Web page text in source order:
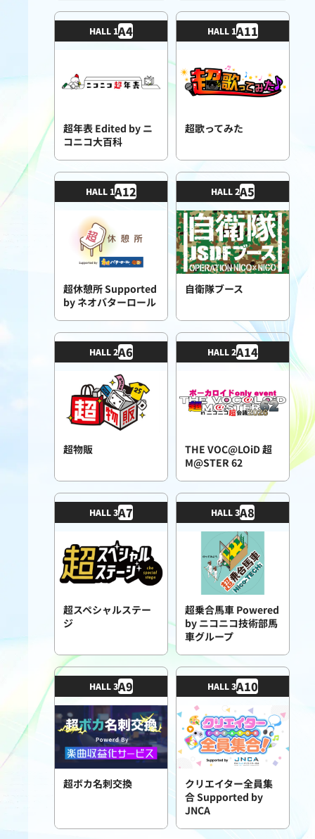
HALL 1A4
超年表 Edited by ニ
コニコ大百科
HALL 1A11
超歌ってみた
HALL 1A12
超休憩所 Supported
by ネオバターロール
HALL 2A5
自衛隊ブース
HALL 2A6
超物販
HALL 2A14
THE VOC@LOiD 超
M@STER 62
HALL 3A7
超スペシャルステー
ジ
HALL 3A8
超乗合馬車 Powered
by ニコニコ技術部馬
車グループ
HALL 3A9
超ボカ名刺交換
HALL 3A10
クリエイター全員集
合 Supported by
JNCA